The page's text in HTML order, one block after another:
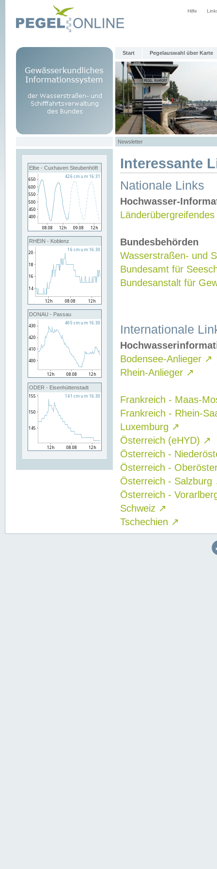
Hilfe
Start Pegelauswahl über Karte
Newsletter
Elbe - Cuxhaven Steubenhöft
RHEIN - Koblenz
DONAU - Passau
ODER - Eisenhüttenstadt
Interessante
Nationale Links
Hochwasser-
Bundesbehörden
Wasserstraßen- und
Bundesamt für
Bundesanstalt für
Internationale
Bodensee-Anlieger ↗
Rhein-Anlieger ↗
Frankreich - Maas-
Frankreich - Rhein-
Luxemburg ↗
Österreich (eHYD) ↗
Österreich -
Österreich -
Österreich - Salzburg
Österreich -
Schweiz ↗
Tschechien ↗